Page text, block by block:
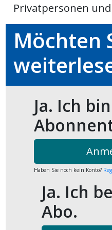
Fussball
Privatpersonen und
Möchten
Ja. Ich bin
Haben Sie noch kein Konto?
Ja. Ich
Abo.